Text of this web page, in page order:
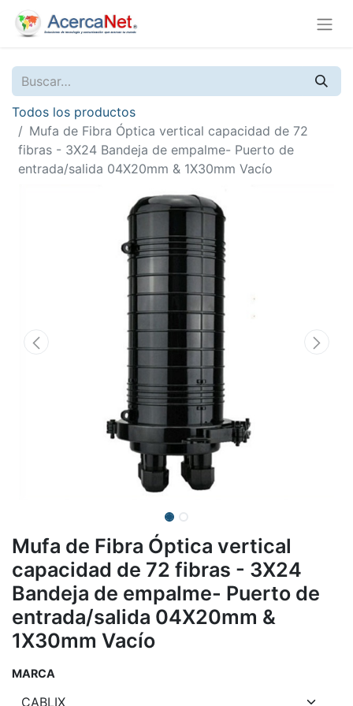
Todos los productos
Mufa de Fibra Óptica vertical capacidad de 72
fibras - 3X24 Bandeja de empalme- Puerto de
entrada/salida 04X20mm & 1X30mm Vacío
Mufa de Fibra Óptica vertical
capacidad de 72 fibras - 3X24
Bandeja de empalme- Puerto de
entrada/salida 04X20mm &
1X30mm Vacío
MARCA